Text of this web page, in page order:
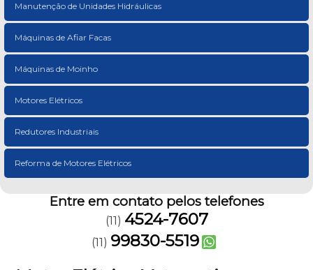
Manutenção de Unidades Hidráulicas
Máquinas de Afiar Facas
Máquinas de Moinho
Motores Elétricos
Redutores Industriais
Reforma de Motores Elétricos
Entre em contato pelos telefones
(11) 4524-7607
(11) 99830-5519